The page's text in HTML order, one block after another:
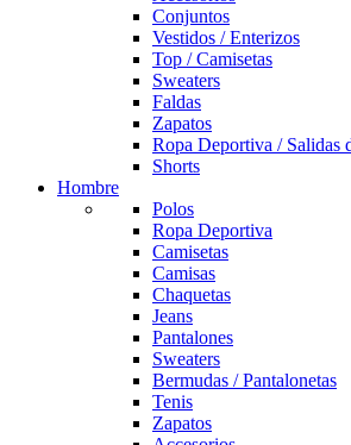
Conjuntos
Vestidos / Enterizos
Top / Camisetas
Sweaters
Faldas
Zapatos
Ropa Deportiva / Salidas
Shorts
Hombre
Polos
Ropa Deportiva
Camisetas
Camisas
Chaquetas
Jeans
Pantalones
Sweaters
Bermudas / Pantalonetas
Tenis
Zapatos